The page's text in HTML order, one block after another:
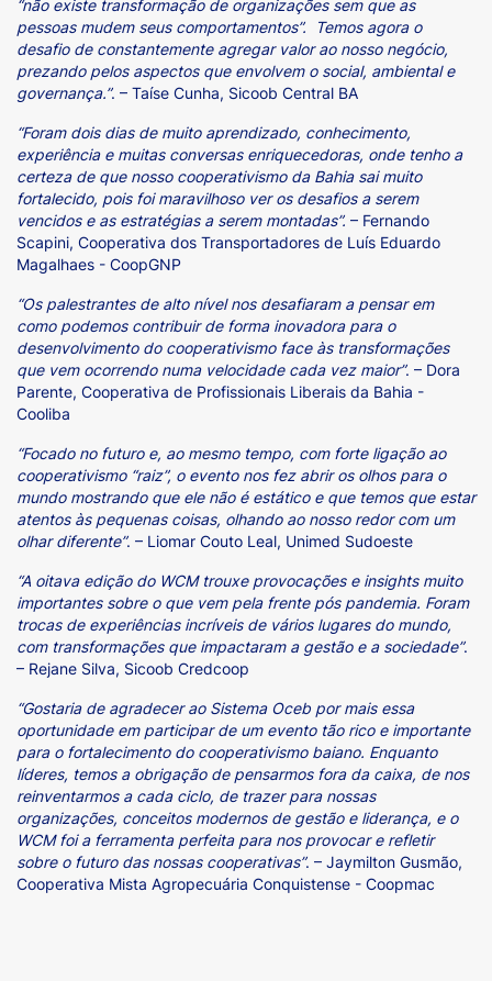
“não existe transformação de organizações sem que as
pessoas mudem seus comportamentos”. Temos agora o
desafio de constantemente agregar valor ao nosso negócio,
prezando pelos aspectos que envolvem o social, ambiental e
governança.”. – Taíse Cunha, Sicoob Central BA
“Foram dois dias de muito aprendizado, conhecimento,
experiência e muitas conversas enriquecedoras, onde tenho a
certeza de que nosso cooperativismo da Bahia sai muito
fortalecido, pois foi maravilhoso ver os desafios a serem
vencidos e as estratégias a serem montadas”. – Fernando
Scapini, Cooperativa dos Transportadores de Luís Eduardo
Magalhaes - CoopGNP
“Os palestrantes de alto nível nos desafiaram a pensar em
como podemos contribuir de forma inovadora para o
desenvolvimento do cooperativismo face às transformações
que vem ocorrendo numa velocidade cada vez maior”. – Dora
Parente, Cooperativa de Profissionais Liberais da Bahia -
Cooliba
“Focado no futuro e, ao mesmo tempo, com forte ligação ao
cooperativismo “raiz”, o evento nos fez abrir os olhos para o
mundo mostrando que ele não é estático e que temos que estar
atentos às pequenas coisas, olhando ao nosso redor com um
olhar diferente”. – Liomar Couto Leal, Unimed Sudoeste
“A oitava edição do WCM trouxe provocações e insights muito
importantes sobre o que vem pela frente pós pandemia. Foram
trocas de experiências incríveis de vários lugares do mundo,
com transformações que impactaram a gestão e a sociedade”.
– Rejane Silva, Sicoob Credcoop
“Gostaria de agradecer ao Sistema Oceb por mais essa
oportunidade em participar de um evento tão rico e importante
para o fortalecimento do cooperativismo baiano. Enquanto
líderes, temos a obrigação de pensarmos fora da caixa, de nos
reinventarmos a cada ciclo, de trazer para nossas
organizações, conceitos modernos de gestão e liderança, e o
WCM foi a ferramenta perfeita para nos provocar e refletir
sobre o futuro das nossas cooperativas”. – Jaymilton Gusmão,
Cooperativa Mista Agropecuária Conquistense - Coopmac